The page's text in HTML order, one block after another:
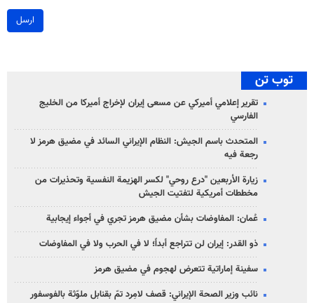
ارسل
توب تن
تقرير إعلامي أميركي عن مسعى إيران لإخراج أميركا من الخليج
الفارسي
المتحدث باسم الجيش: النظام الإيراني السائد في مضيق هرمز لا
رجعة فيه
زيارة الأربعين "درع روحي" لكسر الهزيمة النفسية وتحذيرات من
مخططات أمريكية لتفتيت الجيش
عُمان: المفاوضات بشأن مضيق هرمز تجري في أجواء إيجابية
ذو القدر: إيران لن تتراجع أبداً؛ لا في الحرب ولا في المفاوضات
سفينة إماراتية تتعرض لهجوم في مضيق هرمز
نائب وزير الصحة الإيراني: قصف لامِرد تمّ بقنابل ملوّثة بالفوسفور